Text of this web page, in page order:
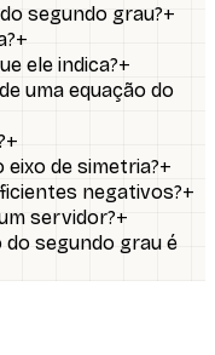
segundo grau?+
+
ele indica?+
uma equação do
+
de simetria?+
negativos?+
servidor?+
do segundo grau é